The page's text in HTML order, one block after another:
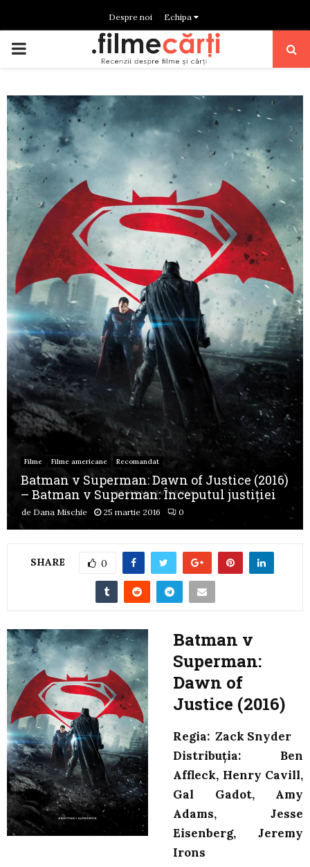
Despre noi Echipa
PRIMARY
Filme Filme americane Recomandat
Batman v Superman: Dawn of Justice (2016)
– Batman v Superman: Începutul justiției
de Dana Mischie 25 martie 2016 0
SHARE 0
Batman v
Superman:
Dawn of
Justice (2016)
Regia: Zack Snyder
Distribuția: Ben
Affleck, Henry Cavill,
Gal Gadot, Amy
Adams, Jesse
Eisenberg, Jeremy
Irons